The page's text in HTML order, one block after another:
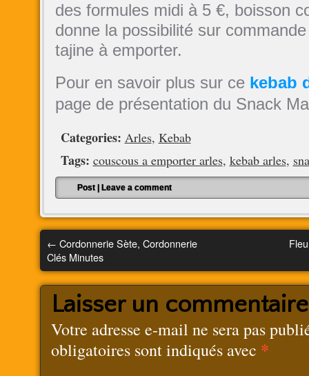
des formules midi à 5 €, boisson
donne la possibilité sur
tajine à emporter.
Pour en savoir plus sur cekebab
page de présentation du Snack
Categories: Arles, Kebab
Tags: couscous a emporter arles, kebab arles,
Post Leave a comment
← Cordonnerie Sète, Cordonnerie
Clés Minutes
Laisser un commentaire
Votre adresse e-mail ne sera pas
obligatoires sont indiqués avec *